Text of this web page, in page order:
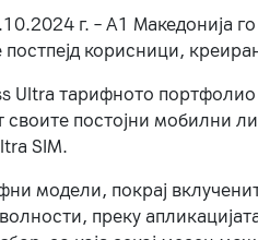
г. – А1 Македонија
постпејд корисници,
Ultra тарифното
своите постојни мобилни
SIM.
модели, покрај
преку